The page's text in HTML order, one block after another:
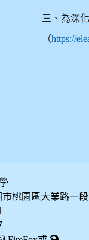
三、為深
（https://
桃園區大業路一